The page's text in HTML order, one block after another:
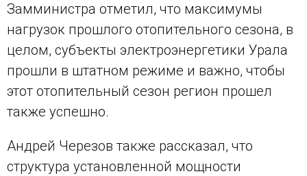
Замминистра отметил, что максимумы
нагрузок прошлого отопительного сезона, в
целом, субъекты электроэнергетики Урала
прошли в штатном режиме и важно, чтобы
этот отопительный сезон регион прошел
также успешно.
Андрей Черезов также рассказал, что
структура установленной мощности